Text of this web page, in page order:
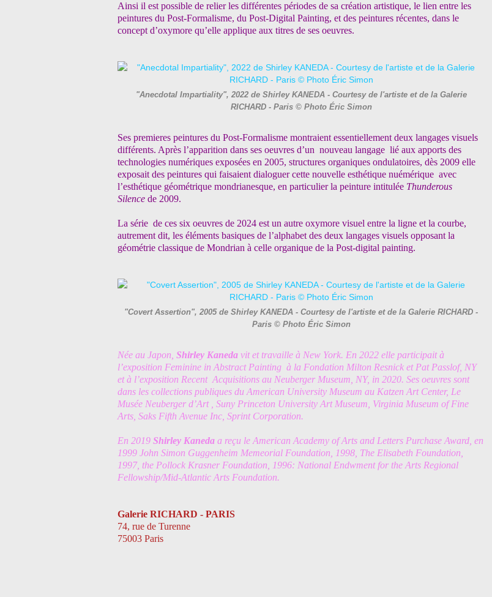
Ainsi il est possible de relier les différentes périodes de sa création artistique, le lien entre les
peintures du Post-Formalisme, du Post-Digital Painting, et des peintures récentes, dans le
concept d’oxymore qu’elle applique aux titres de ses oeuvres.
"Anecdotal Impartiality", 2022 de Shirley KANEDA - Courtesy de l'artiste et de la Galerie
RICHARD - Paris © Photo Éric Simon
Ses premieres peintures du Post-Formalisme montraient essentiellement deux langages visuels
différents. Après l’apparition dans ses oeuvres d’un nouveau langage lié aux apports des
technologies numériques exposées en 2005, structures organiques ondulatoires, dès 2009 elle
exposait des peintures qui faisaient dialoguer cette nouvelle esthétique nuémérique avec
l’esthétique géométrique mondrianesque, en particulier la peinture intitulée Thunderous
Silence de 2009.
La série de ces six oeuvres de 2024 est un autre oxymore visuel entre la ligne et la courbe,
autrement dit, les éléments basiques de l’alphabet des deux langages visuels opposant la
géométrie classique de Mondrian à celle organique de la Post-digital painting.
"Covert Assertion", 2005 de Shirley KANEDA - Courtesy de l'artiste et de la Galerie RICHARD -
Paris © Photo Éric Simon
Née au Japon, Shirley Kaneda vit et travaille à New York. En 2022 elle participait à
l’exposition Feminine in Abstract Painting à la Fondation Milton Resnick et Pat Passlof, NY
et à l’exposition Recent Acquisitions au Neuberger Museum, NY, in 2020. Ses oeuvres sont
dans les collections publiques du American University Museum au Katzen Art Center, Le
Musée Neuberger d’Art , Suny Princeton University Art Museum, Virginia Museum of Fine
Arts, Saks Fifth Avenue Inc, Sprint Corporation.
En 2019 Shirley Kaneda a reçu le American Academy of Arts and Letters Purchase Award, en
1999 John Simon Guggenheim Memeorial Foundation, 1998, The Elisabeth Foundation,
1997, the Pollock Krasner Foundation, 1996: National Endwment for the Arts Regional
Fellowship/Mid-Atlantic Arts Foundation.
Galerie RICHARD - PARIS
74, rue de Turenne
75003 Paris